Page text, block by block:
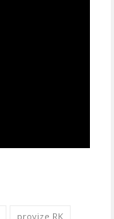
provize RK